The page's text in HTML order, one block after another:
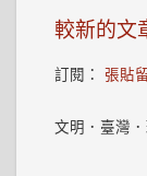
較新的文
訂閱： 張貼
文明．臺灣